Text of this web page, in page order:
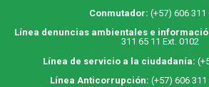
Conmutador: (+57) 606 311
Línea denuncias ambientales e
311 65 11 Ext. 0102
Línea de servicio a la ciudadanía:
Línea Anticorrupción: (+57) 606 311